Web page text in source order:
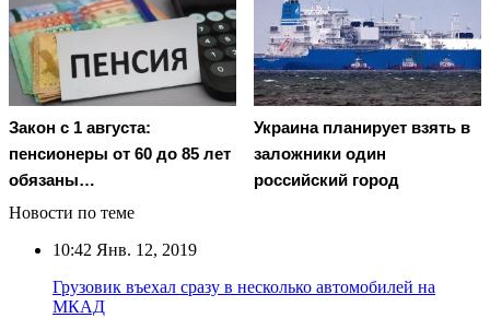
Закон с 1 августа:
пенсионеры от 60 до 85 лет
обязаны…
Украина планирует взять в
заложники один
российский город
Новости по теме
10:42 Янв. 12, 2019
Грузовик въехал сразу в несколько автомобилей на
МКАД